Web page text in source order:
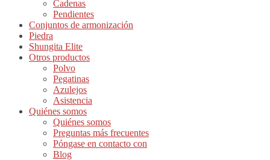
Cadenas
Pendientes
Conjuntos de armonización
Piedra
Shungita Elite
Otros productos
Polvo
Pegatinas
Azulejos
Asistencia
Quiénes somos
Quiénes somos
Preguntas más frecuentes
Póngase en contacto con
Blog